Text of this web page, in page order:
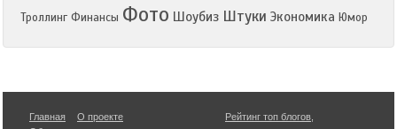
Троллинг Финансы Фото Шоубиз Штуки Экономика Юмор
Главная
О проекте
Рейтинг топ блогов